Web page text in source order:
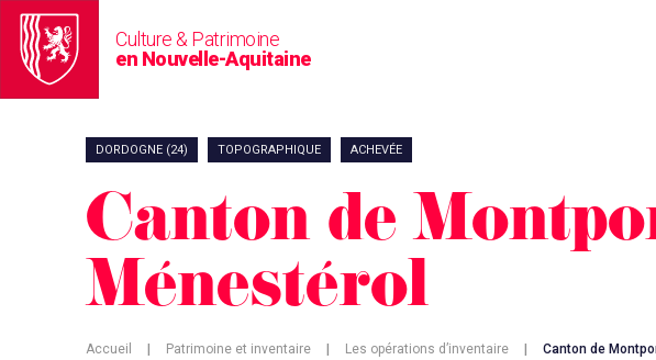
Culture & Patrimoine
en Nouvelle-Aquitaine
DORDOGNE (24) TOPOGRAPHIQUE ACHEVÉE
Canton de
Ménestérol
Accueil Patrimoine et inventaire Les opérations d’inventaire Canton de